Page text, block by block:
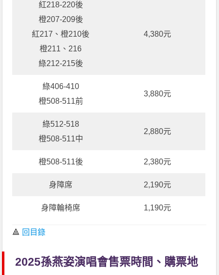
紅218-220後
橙207-209後
紅217、橙210後
橙211、216
綠212-215後
4,380元
綠406-410
橙508-511前
3,880元
綠512-518
橙508-511中
2,880元
橙508-511後 2,380元
身障席 2,190元
身障輪椅席 1,190元
🔺 回目錄
2025孫燕姿演唱會售票時間、購票地